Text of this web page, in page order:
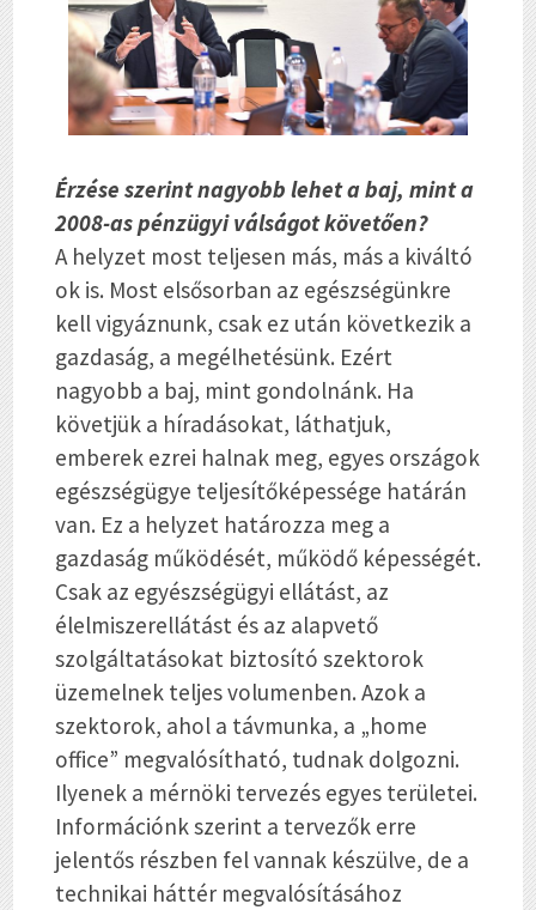
Érzése szerint nagyobb lehet a baj, mint a
2008-as pénzügyi válságot követően?
A helyzet most teljesen más, más a kiváltó
ok is. Most elsősorban az egészségünkre
kell vigyáznunk, csak ez után következik a
gazdaság, a megélhetésünk. Ezért
nagyobb a baj, mint gondolnánk. Ha
követjük a híradásokat, láthatjuk,
emberek ezrei halnak meg, egyes országok
egészségügye teljesítőképessége határán
van. Ez a helyzet határozza meg a
gazdaság működését, működő képességét.
Csak az egyészségügyi ellátást, az
élelmiszerellátást és az alapvető
szolgáltatásokat biztosító szektorok
üzemelnek teljes volumenben. Azok a
szektorok, ahol a távmunka, a „home
office” megvalósítható, tudnak dolgozni.
Ilyenek a mérnöki tervezés egyes területei.
Információnk szerint a tervezők erre
jelentős részben fel vannak készülve, de a
technikai háttér megvalósításához